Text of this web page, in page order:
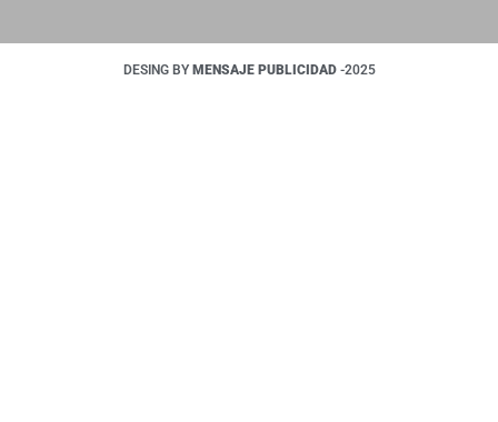
DESING BY MENSAJE PUBLICIDAD -2025